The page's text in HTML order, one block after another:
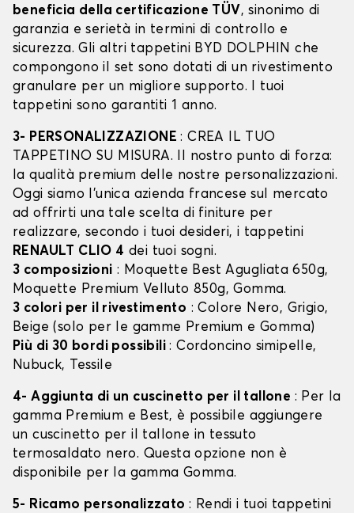
beneficia della certificazione TÜV, sinonimo di
garanzia e serietà in termini di controllo e
sicurezza. Gli altri tappetini BYD DOLPHIN che
compongono il set sono dotati di un rivestimento
granulare per un migliore supporto. I tuoi
tappetini sono garantiti 1 anno.
3- PERSONALIZZAZIONE: CREA IL TUO
TAPPETINO SU MISURA. Il nostro punto di forza:
la qualità premium delle nostre personalizzazioni.
Oggi siamo l’unica azienda francese sul mercato
ad offrirti una tale scelta di finiture per
realizzare, secondo i tuoi desideri, i tappetini
RENAULT CLIO 4 dei tuoi sogni.
3 composizioni : Moquette Best Agugliata 650g,
Moquette Premium Velluto 850g, Gomma.
3 colori per il rivestimento : Colore Nero, Grigio,
Beige (solo per le gamme Premium e Gomma)
Più di 30 bordi possibili: Cordoncino simipelle,
Nubuck, Tessile
4- Aggiunta di un cuscinetto per il tallone : Per la
gamma Premium e Best, è possibile aggiungere
un cuscinetto per il tallone in tessuto
termosaldato nero. Questa opzione non è
disponibile per la gamma Gomma.
5- Ricamo personalizzato : Rendi i tuoi tappetini